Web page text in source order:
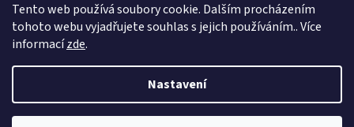
Tento web používá soubory cookie. Dalším procházením
tohoto webu vyjadřujete souhlas s jejich používáním.. Více
informacízde.
Nastavení
Rok: 1882
Vytvořil Shoptet